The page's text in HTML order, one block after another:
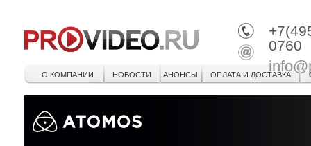
0760
О КОМПАНИИ НОВОСТИ АНОНСЫ ОПЛАТА И ДОСТАВКА